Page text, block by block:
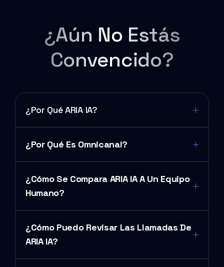
¿Aún No Estás
Convencido?
¿Por Qué ARIA IA?
¿Por Qué Es Omnicanal?
¿Cómo Se Compara ARIA IA A Un Equipo
Humano?
¿Cómo Puedo Revisar Las Llamadas De
ARIA IA?